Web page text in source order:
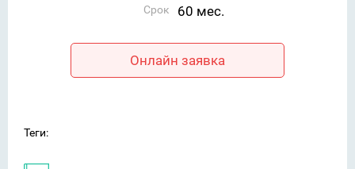
Срок 60 мес.
Онлайн заявка
Теги: